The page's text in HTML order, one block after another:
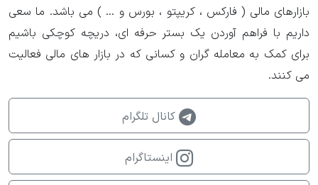
بازارهای مالی ( فارکس ، کریپتو ، بورس و ... ) می باشد. ما سعی
داریم با فراهم آوردن یک بستر حرفه ای، دریچه کوچکی باشیم
برای کمک به معامله گران و کسانی که در بازار های مالی فعالیت
می کنند.
کانال تلگرام
اینستاگرام